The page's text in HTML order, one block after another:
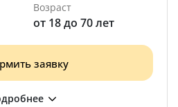
Возраст
от 18 до 70 лет
заявку